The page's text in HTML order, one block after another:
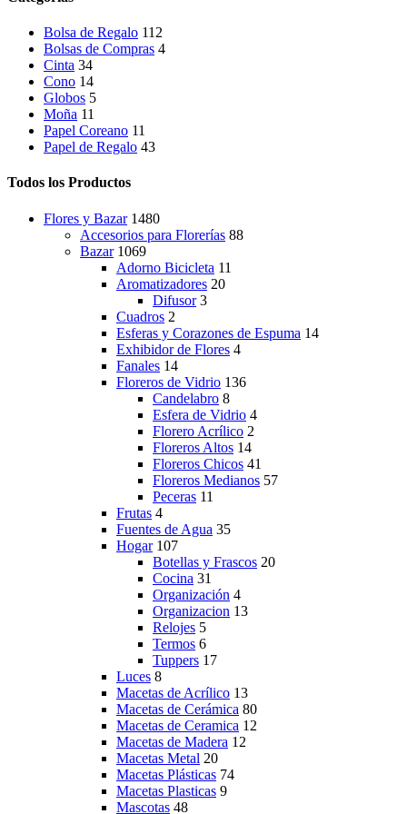
Bolsa de Regalo 112
Bolsas de Compras 4
Cinta 34
Cono 14
Globos 5
Moña 11
Papel Coreano 11
Papel de Regalo 43
Todos los Productos
Flores y Bazar 1480
Accesorios para Florerías 88
Bazar 1069
Adorno Bicicleta 11
Aromatizadores 20
Difusor 3
Cuadros 2
Esferas y Corazones de Espuma 14
Exhibidor de Flores 4
Fanales 14
Floreros de Vidrio 136
Candelabro 8
Esfera de Vidrio 4
Florero Acrílico 2
Floreros Altos 14
Floreros Chicos 41
Floreros Medianos 57
Peceras 11
Frutas 4
Fuentes de Agua 35
Hogar 107
Botellas y Frascos 20
Cocina 31
Organización 4
Organizacion 13
Relojes 5
Termos 6
Tuppers 17
Luces 8
Macetas de Acrílico 13
Macetas de Cerámica 80
Macetas de Ceramica 12
Macetas de Madera 12
Macetas Metal 20
Macetas Plásticas 74
Macetas Plasticas 9
Mascotas 48